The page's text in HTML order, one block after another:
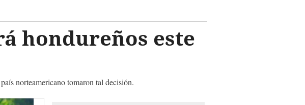
hondureños este
norteamericano tomaron tal decisión.